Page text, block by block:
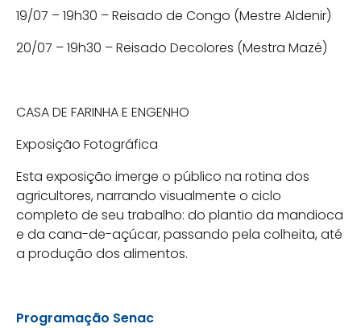
19/07 – 19h30 – Reisado de Congo (Mestre Aldenir)
20/07 – 19h30 – Reisado Decolores (Mestra Mazé)
CASA DE FARINHA E ENGENHO
Exposição Fotográfica
Esta exposição imerge o público na rotina dos
agricultores, narrando visualmente o ciclo
completo de seu trabalho: do plantio da mandioca
e da cana-de-açúcar, passando pela colheita, até
a produção dos alimentos.
Programação Senac